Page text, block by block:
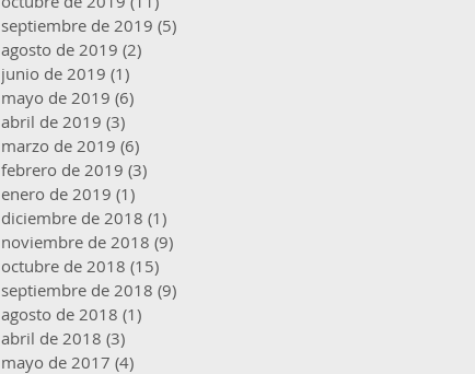
septiembre de 2019 (5)
agosto de 2019 (2)
junio de 2019 (1)
mayo de 2019 (6)
abril de 2019 (3)
marzo de 2019 (6)
febrero de 2019 (3)
enero de 2019 (1)
diciembre de 2018 (1)
noviembre de 2018 (9)
octubre de 2018 (15)
septiembre de 2018 (9)
agosto de 2018 (1)
abril de 2018 (3)
mayo de 2017 (4)